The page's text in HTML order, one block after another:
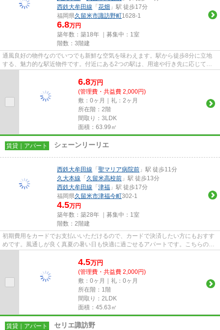
西鉄大牟田線 「花畑 」駅 徒歩17分
福岡県久留米市諏訪野町1628-1
6.8万円
築年数：築18年 ｜募集中： 1室
階数：3階建
通風良好の物件なのでいつでも新鮮な空気を味わえます。駅から徒歩8分に立地
する、魅力的な駅近物件です。付近にある2つの駅は、用途や行き先に応じて使
い分けることができます。クレ...
6.8万円
(管理費・共益費 2,000円)
敷：0ヶ月｜礼：2ヶ月
所在階：2階
間取り：3LDK
面積：63.99㎡
賃貸｜アパート シェーンリーリエ
西鉄大牟田線 「聖マリア病院前 」駅 徒歩11分
久大本線 「久留米高校前 」駅 徒歩13分
西鉄大牟田線 「津福 」駅 徒歩17分
福岡県久留米市津福今町302-1
4.5万円
築年数：築28年 ｜募集中： 1室
階数：2階建
初期費用をカードでお支払いいただけるので、カードで決済したい方にもおすす
めです。風通しが良く真夏の暑い日も快適に過ごせるアパートです。こちらのア
パートは自走式駐車場がご利...
4.5万円
(管理費・共益費 2,000円)
敷：0ヶ月｜礼：0ヶ月
所在階：1階
間取り：2LDK
面積：45.63㎡
賃貸｜アパート セリエ諏訪野